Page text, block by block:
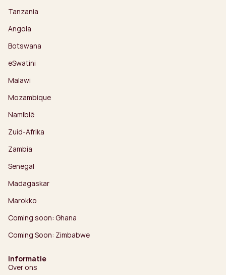
Tanzania
Angola
Botswana
eSwatini
Malawi
Mozambique
Namibië
Zuid-Afrika
Zambia
Senegal
Madagaskar
Marokko
Coming soon: Ghana
Coming Soon: Zimbabwe
Informatie
Over ons